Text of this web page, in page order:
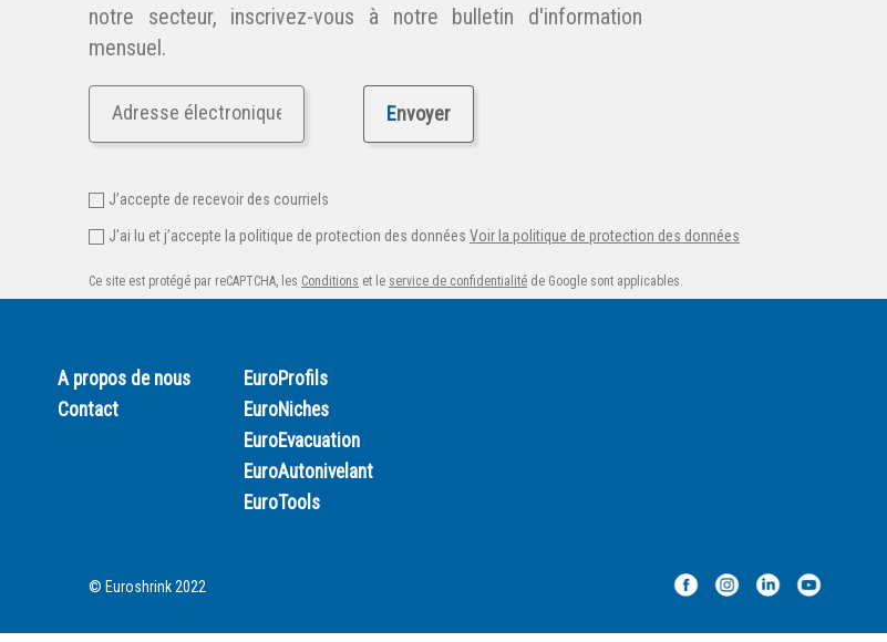
notre secteur, inscrivez-vous à notre bulletin d'information
mensuel.
Envoyer
J’accepte de recevoir des courriels
J’ai lu et j’accepte la politique de protection des données Voir la politique de protection des données
Ce site est protégé par reCAPTCHA, les Conditions et le service de confidentialité de Google sont applicables.
A propos de nous
Contact
EuroProfils
EuroNiches
EuroEvacuation
EuroAutonivelant
EuroTools
© Euroshrink 2022